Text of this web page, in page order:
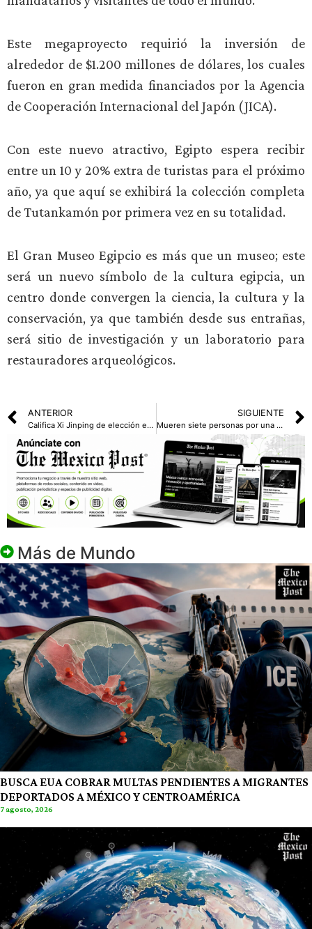
Este megaproyecto requirió la inversión de
alrededor de $1.200 millones de dólares, los cuales
fueron en gran medida financiados por la Agencia
de Cooperación Internacional del Japón (JICA).
Con este nuevo atractivo, Egipto espera recibir
entre un 10 y 20% extra de turistas para el próximo
año, ya que aquí se exhibirá la colección completa
de Tutankamón por primera vez en su totalidad.
El Gran Museo Egipcio es más que un museo; este
será un nuevo símbolo de la cultura egipcia, un
centro donde convergen la ciencia, la cultura y la
conservación, ya que también desde sus entrañas,
será sitio de investigación y un laboratorio para
restauradores arqueológicos.
ANTERIOR
Califica Xi Jinping de elección estratégica la relación con Rusia
SIGUIENTE
Mueren siete personas por una avalancha en Nepal, cinco de ellos eran extranjeros
Más de Mundo
BUSCA EUA COBRAR MULTAS PENDIENTES A MIGRANTES
DEPORTADOS A MÉXICO Y CENTROAMÉRICA
7 agosto, 2026